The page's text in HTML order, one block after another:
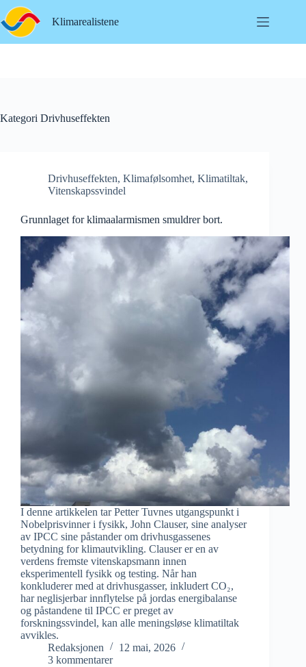
Hopp
til
innholdet
Klimarealistene
Kategori Drivhuseffekten
Drivhuseffekten, Klimafølsomhet, Klimatiltak,
Vitenskapssvindel
Grunnlaget for klimaalarmismen smuldrer bort.
I denne artikkelen tar Petter Tuvnes utgangspunkt i
Nobelprisvinner i fysikk, John Clauser, sine analyser
av IPCC sine påstander om drivhusgassenes
betydning for klimautvikling. Clauser er en av
verdens fremste vitenskapsmann innen
eksperimentell fysikk og testing. Når han
konkluderer med at drivhusgasser, inkludert CO₂,
har neglisjerbar innflytelse på jordas energibalanse
og påstandene til IPCC er preget av
forskningssvindel, kan alle meningsløse klimatiltak
avvikles.
Redaksjonen
12 mai, 2026
3 kommentarer